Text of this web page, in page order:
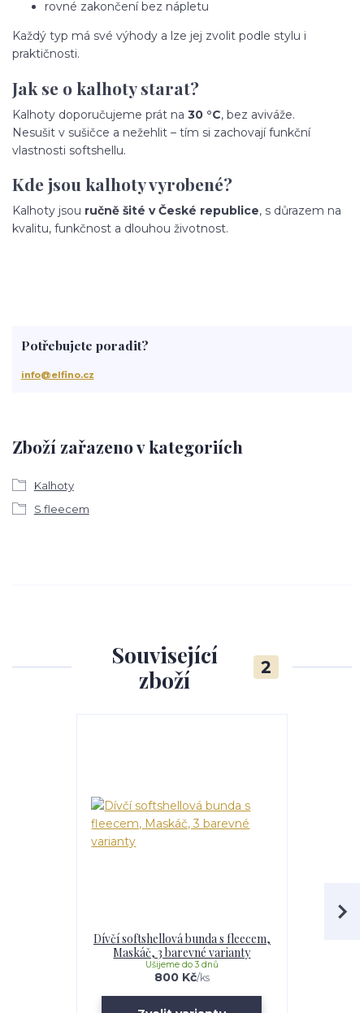
rovné zakončení bez nápletu
Každý typ má své výhody a lze jej zvolit podle stylu i
praktičnosti.
Jak se o kalhoty starat?
Kalhoty doporučujeme prát na 30 °C, bez aviváže.
Nesušit v sušičce a nežehlit – tím si zachovají funkční
vlastnosti softshellu.
Kde jsou kalhoty vyrobené?
Kalhoty jsou ručně šité v České republice, s důrazem na
kvalitu, funkčnost a dlouhou životnost.
Zboží zařazeno v kategoriích
Kalhoty
S fleecem
Potřebujete poradit?
info@elfino.cz
Související
zboží
2
Dívčí softshellová bunda s fleecem,
Maskáč, 3 barevné varianty
800 Kč/ks
Ušijeme do 3 dnů